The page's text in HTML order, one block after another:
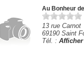
Au Bonheur
13 rue Carnot
69190 Saint
Tél. :